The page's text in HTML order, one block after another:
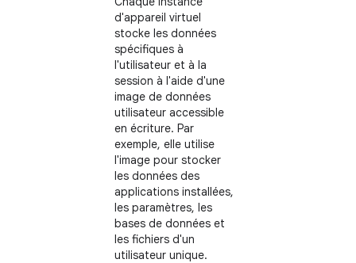
d'appareil virtuel
stocke les données
spécifiques à
l'utilisateur et à la
session à l'aide d'une
image de données
utilisateur accessible
en écriture. Par
exemple, elle utilise
l'image pour stocker
les données des
applications installées,
les paramètres, les
bases de données et
les fichiers d'un
utilisateur unique.